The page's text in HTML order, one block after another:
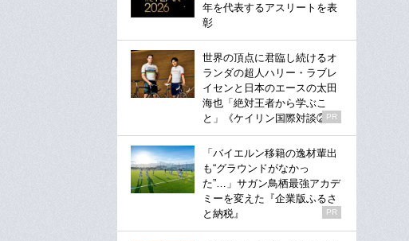
年を代表するアスリートを表
彰
世界の頂点に君臨し続けるオ
ランダの超人ハリー・ラブレ
イセンと日本のエースの太田
海也「絶対王者から学ぶこ
と」《ケイリン国際対談②》
PR
「バイエルン移籍の逸材輩出
も“グラウンドがなかっ
た”…」サガン鳥栖最強アカデ
ミーを変えた『企業版ふるさ
と納税』
PR